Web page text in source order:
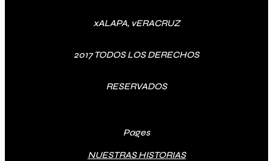
xALAPA, vERACRUZ
2017 TODOS LOS DERECHOS
RESERVADOS
Pages
NUESTRAS HISTORIAS